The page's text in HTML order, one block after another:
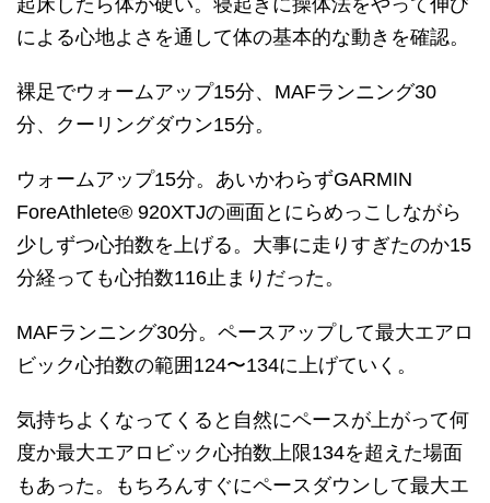
起床したら体が硬い。寝起きに操体法をやって伸び
による心地よさを通して体の基本的な動きを確認。
裸足でウォームアップ15分、MAFランニング30
分、クーリングダウン15分。
ウォームアップ15分。あいかわらずGARMIN
ForeAthlete® 920XTJの画面とにらめっこしながら
少しずつ心拍数を上げる。大事に走りすぎたのか15
分経っても心拍数116止まりだった。
MAFランニング30分。ペースアップして最大エアロ
ビック心拍数の範囲124〜134に上げていく。
気持ちよくなってくると自然にペースが上がって何
度か最大エアロビック心拍数上限134を超えた場面
もあった。もちろんすぐにペースダウンして最大エ